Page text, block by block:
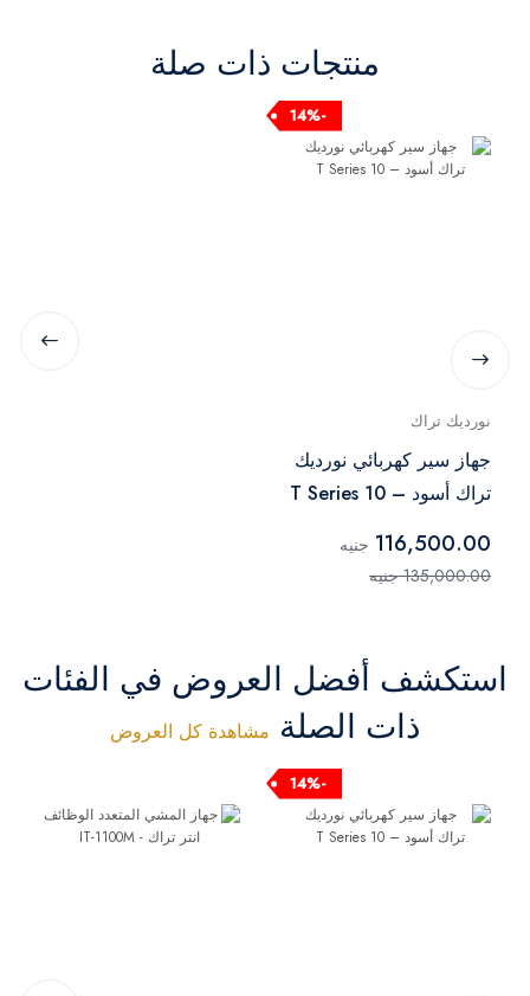
منتجات ذات صلة
-14%
نورديك تراك
جهاز سير كهربائي نورديك
تراك أسود – T Series 10
116,500.00 جنيه
135,000.00 جنيه
استكشف أفضل العروض في الفئات
ذات الصلة مشاهدة كل العروض
-14%